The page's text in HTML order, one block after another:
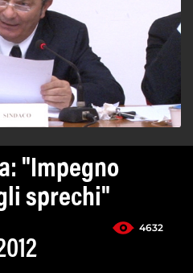
"Impegno
sprechi"
4632